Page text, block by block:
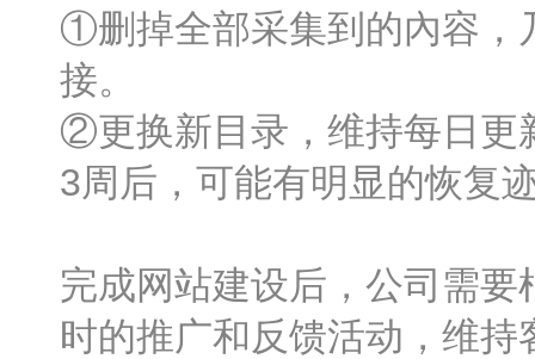
①删掉全部采集到的內容，
接。
②更换新目录，维持每日更
3周后，可能有明显的恢复
完成网站建设后，公司需
时的推广和反馈活动，维